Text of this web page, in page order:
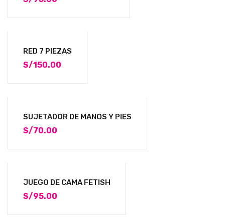
RED 7 PIEZAS
S/150.00
SUJETADOR DE MANOS Y PIES
S/70.00
JUEGO DE CAMA FETISH
S/95.00